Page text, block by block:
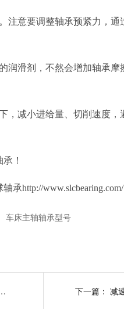
注意要调整轴承预紧力，
润滑剂，不然会增加轴承
，减小进给量、切削速度
！
承http://www.slcbearing.com/
车床主轴轴承型号
些？常见轴承类型介绍 下一篇：